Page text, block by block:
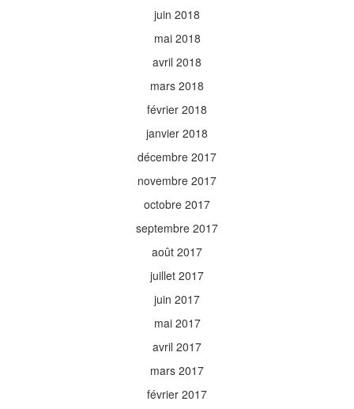
juin 2018
mai 2018
avril 2018
mars 2018
février 2018
janvier 2018
décembre 2017
novembre 2017
octobre 2017
septembre 2017
août 2017
juillet 2017
juin 2017
mai 2017
avril 2017
mars 2017
février 2017